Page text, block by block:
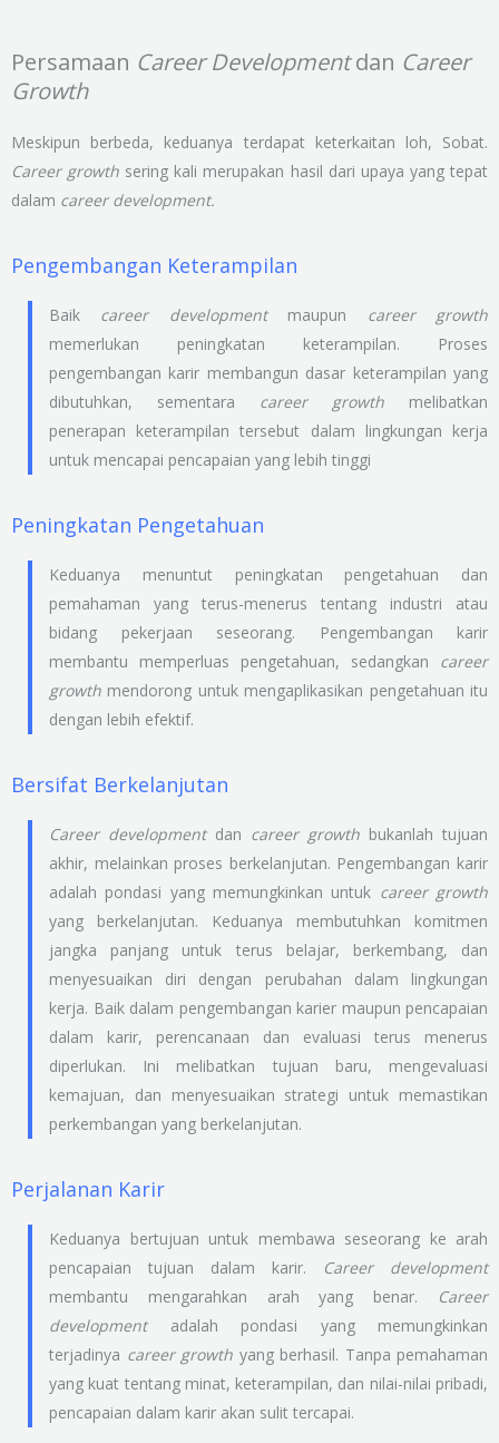
Persamaan Career Developmentdan Career
Growth
Meskipun berbeda, keduanya terdapat keterkaitan loh, Sobat.
Career growth sering kali merupakan hasil dari upaya yang tepat
dalam career development.
Pengembangan Keterampilan
Baik career developmentmaupun career growth
memerlukan peningkatan keterampilan. Proses
pengembangan karir membangun dasar keterampilan yang
dibutuhkan, sementara career growth melibatkan
penerapan keterampilan tersebut dalam lingkungan kerja
untuk mencapai pencapaian yang lebih tinggi
Peningkatan Pengetahuan
Keduanya menuntut peningkatan pengetahuan dan
pemahaman yang terus-menerus tentang industri atau
bidang pekerjaan seseorang. Pengembangan karir
membantu memperluas pengetahuan, sedangkan career
growth mendorong untuk mengaplikasikan pengetahuan itu
dengan lebih efektif.
Bersifat Berkelanjutan
Career development dan career growth bukanlah tujuan
akhir, melainkan proses berkelanjutan. Pengembangan karir
adalah pondasi yang memungkinkan untuk career growth
yang berkelanjutan. Keduanya membutuhkan komitmen
jangka panjang untuk terus belajar, berkembang, dan
menyesuaikan diri dengan perubahan dalam lingkungan
kerja. Baik dalam pengembangan karier maupun pencapaian
dalam karir, perencanaan dan evaluasi terus menerus
diperlukan. Ini melibatkan tujuan baru, mengevaluasi
kemajuan, dan menyesuaikan strategi untuk memastikan
perkembangan yang berkelanjutan.
Perjalanan Karir
Keduanya bertujuan untuk membawa seseorang ke arah
pencapaian tujuan dalam karir.
Career development
membantu mengarahkan arah yang benar.
Career
development adalah pondasi yang memungkinkan
terjadinya career growth yang berhasil. Tanpa pemahaman
yang kuat tentang minat, keterampilan, dan nilai-nilai pribadi,
pencapaian dalam karir akan sulit tercapai.